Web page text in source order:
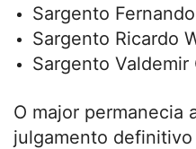
Sargento
Sargento Ricardo
Sargento Valdemir
O major permanecia
julgamento